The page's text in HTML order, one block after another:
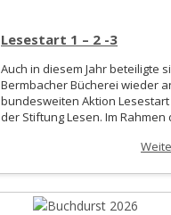
Lesestart 1 – 2 -3
Auch in diesem Jahr beteiligte
Bermbacher Bücherei wieder
bundesweiten Aktion Lesestart
der Stiftung Lesen. Im Rahmen